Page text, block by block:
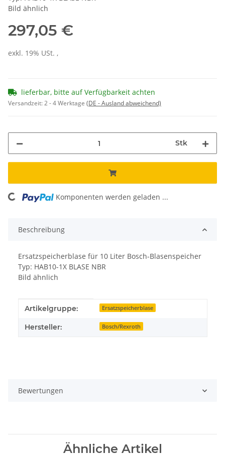
Bild ähnlich
297,05 €
exkl. 19% USt. ,
lieferbar, bitte auf Verfügbarkeit achten
Versandzeit:2 - 4 Werktage (DE - Ausland abweichend)
Stk
Komponenten werden geladen ...
Beschreibung
Ersatzspeicherblase für 10 Liter Bosch-Blasenspeicher
Typ: HAB10-1X BLASE NBR
Bild ähnlich
Produkteigenschaft
Wert
Artikelgruppe: Ersatzspeicherblase
Hersteller: Bosch/Rexroth
Bewertungen
Ähnliche Artikel